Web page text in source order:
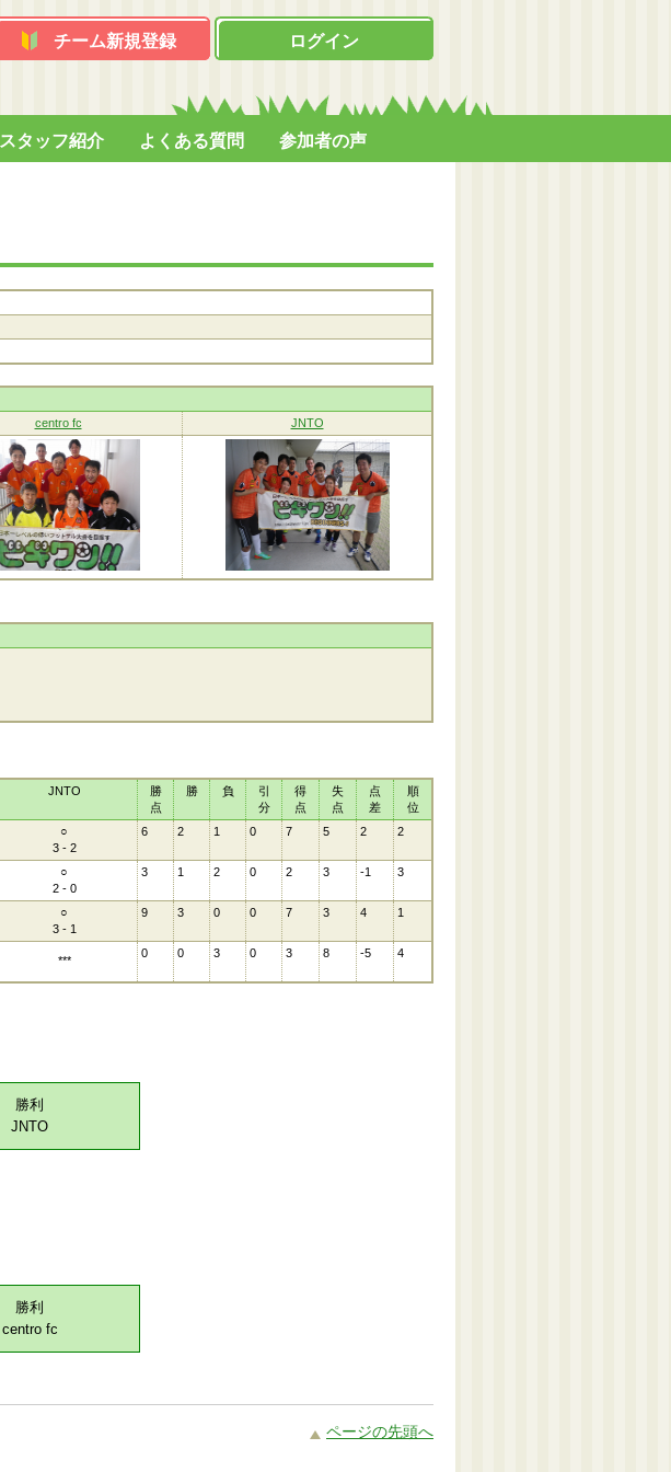
チーム新規登録 ログイン
スタッフ紹介 よくある質問 参加者の声
centro fc JNTO
JNTO
勝
点
勝 負
引
分
得
点
失
点
点
差
順
位
○
3 - 2
6 2 1 0 7 5 2 2
○
2 - 0
3 1 2 0 2 3 -1 3
○
3 - 1
9 3 0 0 7 3 4 1
***
0 0 3 0 3 8 -5 4
勝利
JNTO
勝利
centro fc
ページの先頭へ